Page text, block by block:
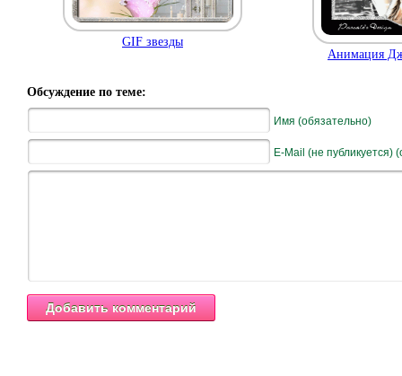
GIF звезды
Анимация
Обсуждение по теме:
Имя (обязательно)
E-Mail (не публикуется)